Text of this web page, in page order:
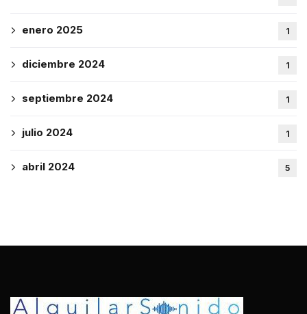
enero 2025 1
diciembre 2024 1
septiembre 2024 1
julio 2024 1
abril 2024 5